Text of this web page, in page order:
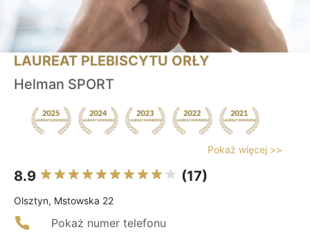
LAUREAT PLEBISCYTU ORŁY
Helman SPORT
Pokaż więcej >>
8.9 (17)
Olsztyn, Mstowska 22
Pokaż numer telefonu